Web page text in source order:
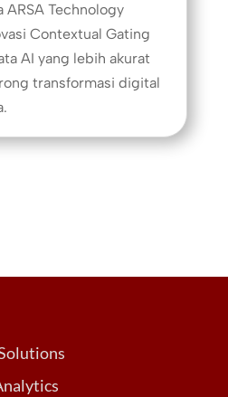
ARSA Technology
Contextual Gating
AI yang lebih akurat
transformasi digital